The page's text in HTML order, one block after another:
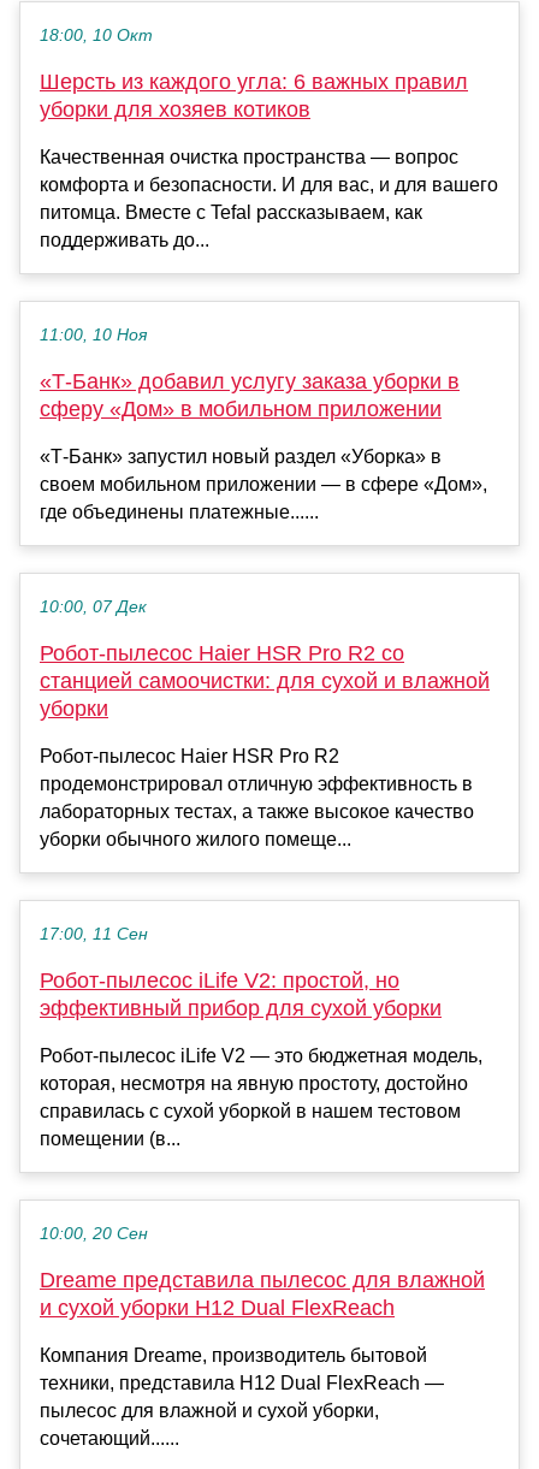
18:00, 10 Окт
Шерсть из каждого угла: 6 важных правил
уборки для хозяев котиков
Качественная очистка пространства — вопрос
комфорта и безопасности. И для вас, и для вашего
питомца. Вместе с Tefal рассказываем, как
поддерживать до...
11:00, 10 Ноя
«Т-Банк» добавил услугу заказа уборки в
сферу «Дом» в мобильном приложении
«Т-Банк» запустил новый раздел «Уборка» в
своем мобильном приложении — в сфере «Дом»,
где объединены платежные......
10:00, 07 Дек
Робот-пылесос Haier HSR Pro R2 со
станцией самоочистки: для сухой и влажной
уборки
Робот-пылесос Haier HSR Pro R2
продемонстрировал отличную эффективность в
лабораторных тестах, а также высокое качество
уборки обычного жилого помеще...
17:00, 11 Сен
Робот-пылесос iLife V2: простой, но
эффективный прибор для сухой уборки
Робот-пылесос iLife V2 — это бюджетная модель,
которая, несмотря на явную простоту, достойно
справилась с сухой уборкой в нашем тестовом
помещении (в...
10:00, 20 Сен
Dreame представила пылесос для влажной
и сухой уборки H12 Dual FlexReach
Компания Dreame, производитель бытовой
техники, представила H12 Dual FlexReach —
пылесос для влажной и сухой уборки,
сочетающий......